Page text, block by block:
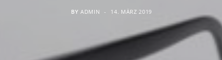
BY ADMIN 14. MÄRZ 2019